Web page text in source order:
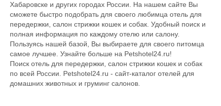
Хабаровске и других городах России. На нашем сайте Вы
сможете быстро подобрать для своего любимца отель для
передержки, салон стрижки кошек и собак. Удобный поиск и
полная информация по каждому отелю или салону.
Пользуясь нашей базой, Вы выбираете для своего питомца
самое лучшее. Узнайте больше на Petshotel24.ru!
Поиск отель для передержки, салон стрижки кошек и собак
по всей России. Petshotel24.ru - сайт-каталог отелей для
домашних животных и груминг салонов.